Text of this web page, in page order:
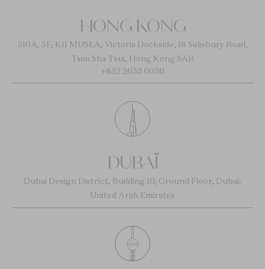
HONG KONG
510A, 5F, K11 MUSEA, Victoria Dockside, 18 Salisbury Road,
Tsim Sha Tsui, Hong Kong SAR
+852 2653 0030
DUBAÏ
Dubai Design District, Building 10, Ground Floor, Dubai,
United Arab Emirates